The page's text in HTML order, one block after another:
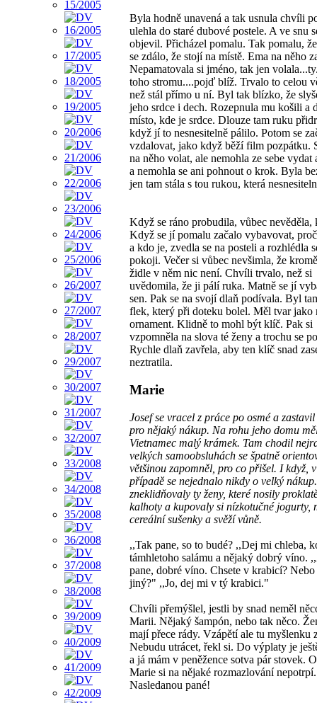
Byla hodně unavená a tak usnula chvíli
ulehla do staré dubové postele. A ve snu
objevil. Přicházel pomalu. Tak pomalu,
se zdálo, že stojí na místě. Ema na něho
Nepamatovala si jméno, tak jen
toho stromu....pojď blíž. Trvalo to celou
než stál přímo u ní. Byl tak blízko, že
jeho srdce i dech. Rozepnula mu košili a
místo, kde je srdce. Dlouze tam ruku
když jí to nesnesitelně pálilo. Potom se
vzdalovat, jako když běží film pozpátku.
na něho volat, ale nemohla ze sebe vydat
a nemohla se ani pohnout o krok. Byla
jen tam stála s tou rukou, která
Když se ráno probudila, vůbec nevěděla,
Když se jí pomalu začalo vybavovat,
a kdo je, zvedla se na posteli a rozhlédla
pokoji. Večer si vůbec nevšimla, že
židle v něm nic není. Chvíli trvalo, než si
uvědomila, že ji pálí ruka. Matně se jí
sen. Pak se na svojí dlaň podívala. Byl
flek, který při doteku bolel. Měl tvar jako
ornament. Klidně to mohl být klíč. Pak si
vzpomněla na slova té ženy a trochu se
Rychle dlaň zavřela, aby ten klíč snad
neztratila.
Marie
Josef se vracel z práce po osmé a zastavil
pro nějaký nákup. Na rohu jeho domu
Vietnamec malý krámek. Tam chodil
velkých samoobsluhách se špatně
většinou zapomněl, pro co přišel. I když,
případě se nejednalo nikdy o velký
zneklidňovaly ty ženy, které nosily
kalhoty a kupovaly si nízkotučné jogurty,
cereální sušenky a svěží vůně.
,,Tak pane, so to budé? ,,Dej mi chleba,
támhletoho salámu a nějaký dobrý víno.
pane, dobré víno. Chsete v krabicí?
jiný?" ,,Jo, dej mi v tý krabici."
Chvíli přemýšlel, jestli by snad neměl
Marii. Nějaký šampón, nebo tak něco.
mají přece rády. Vzápětí ale tu myšlenku
Nebudu utrácet, řekl si. Do výplaty je
a já mám v peněžence sotva pár stovek.
Marie si na nějaké rozmazlování nepotrpí.
Nasledanou pané!